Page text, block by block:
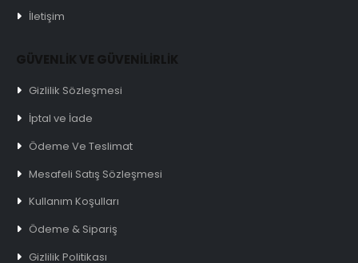
İletişim
GÜVENLİK VE GÜVENİLİRLİK
Gizlilik Sözleşmesi
İptal ve İade
Ödeme Ve Teslimat
Mesafeli Satış Sözleşmesi
Kullanım Koşulları
Ödeme & Sipariş
Gizlilik Politikası